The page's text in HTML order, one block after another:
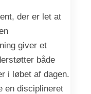
der er let at
giver et
både
i løbet af dagen.
en disciplineret